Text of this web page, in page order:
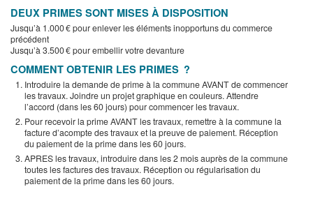
DEUX PRIMES SONT MISES À DISPOSITION
Jusqu’à 1.000 € pour enlever les éléments inopportuns du commerce
précédent
Jusqu’à 3.500 € pour embellir votre devanture
COMMENT OBTENIR LES PRIMES ?
Introduire la demande de prime à la commune AVANT de commencer
les travaux. Joindre un projet graphique en couleurs. Attendre
l’accord (dans les 60 jours) pour commencer les travaux.
Pour recevoir la prime AVANT les travaux, remettre à la commune la
facture d’acompte des travaux et la preuve de paiement. Réception
du paiement de la prime dans les 60 jours.
APRES les travaux, introduire dans les 2 mois auprès de la commune
toutes les factures des travaux. Réception ou régularisation du
paiement de la prime dans les 60 jours.